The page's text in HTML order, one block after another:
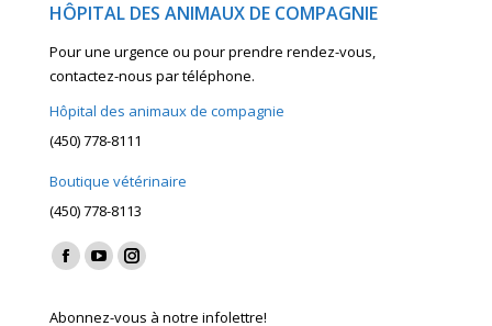
HÔPITAL DES ANIMAUX DE COMPAGNIE
Pour une urgence ou pour prendre rendez-vous,
contactez-nous par téléphone.
Hôpital des animaux de compagnie
(450) 778-8111
Boutique vétérinaire
(450) 778-8113
Find us on:
Facebook
YouTubeInstagram
Abonnez-vous à notre infolettre!